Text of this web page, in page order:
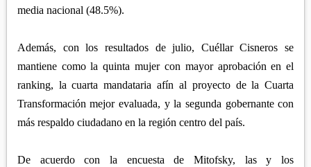
media nacional (48.5%).
Además, con los resultados de julio, Cuéllar Cisneros se
mantiene como la quinta mujer con mayor aprobación en el
ranking, la cuarta mandataria afín al proyecto de la Cuarta
Transformación mejor evaluada, y la segunda gobernante con
más respaldo ciudadano en la región centro del país.
De acuerdo con la encuesta de Mitofsky, las y los